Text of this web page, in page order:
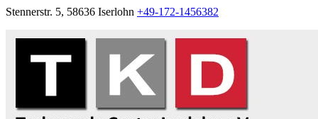
Stennerstr. 5, 58636 Iserlohn +49-172-1456382